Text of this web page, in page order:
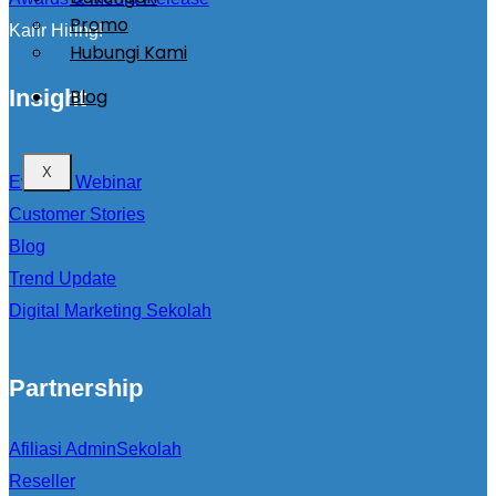
Promo
Hubungi Kami
Blog
X
Karir Hiring!
Insight
Event & Webinar
Customer Stories
Blog
Trend Update
Digital Marketing Sekolah
Partnership
Afiliasi AdminSekolah
Reseller